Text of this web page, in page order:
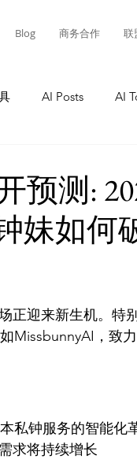
Blog 商务合作 联
AI Posts AI
AI 工具 AI 新
预测:
妹如何
正迎来新生机。特
MissbunnyAI，致
私钟服务的智能化
求将持续增长